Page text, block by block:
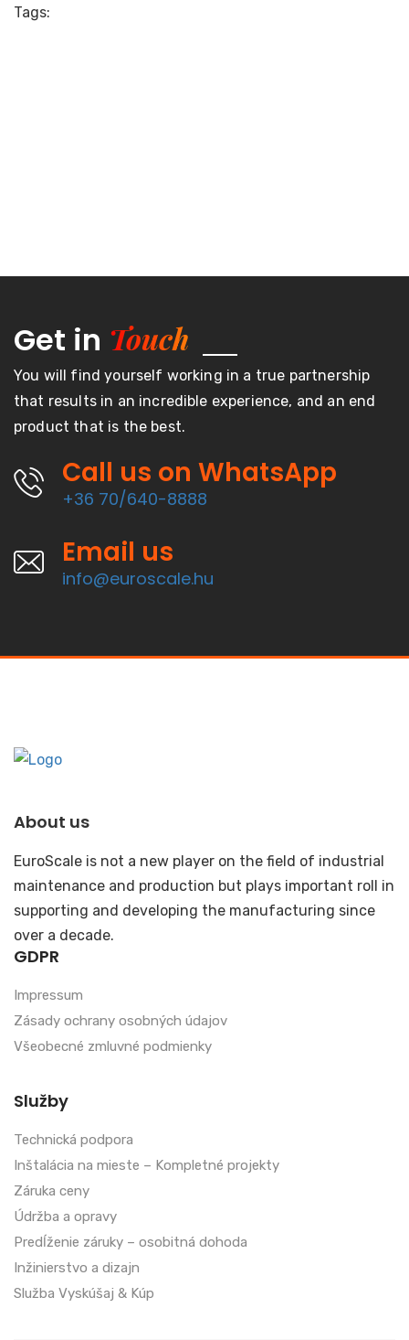
Tags:
Get in Touch
You will find yourself working in a true partnership
that results in an incredible experience, and an end
product that is the best.
Call us on WhatsApp
+36 70/640-8888
Email us
info@euroscale.hu
About us
EuroScale is not a new player on the field of industrial
maintenance and production but plays important roll in
supporting and developing the manufacturing since
over a decade.
GDPR
Impressum
Zásady ochrany osobných údajov
Všeobecné zmluvné podmienky
Služby
Technická podpora
Inštalácia na mieste – Kompletné projekty
Záruka ceny
Údržba a opravy
Predĺženie záruky – osobitná dohoda
Inžinierstvo a dizajn
Služba Vyskúšaj & Kúp